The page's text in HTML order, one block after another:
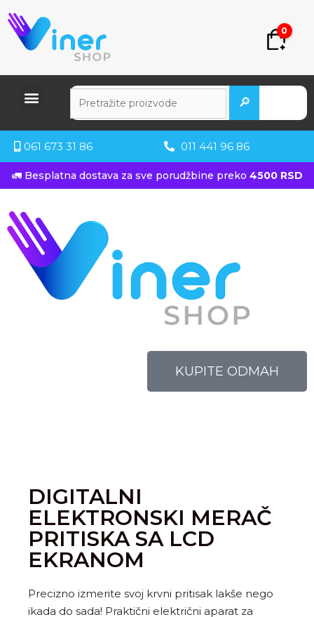
0
🔎
061 673 31 86 011 441 96 86
🚛 Besplatna dostava za sve porudžbine preko 4500 RSD
KUPITE ODMAH
DIGITALNI
ELEKTRONSKI MERAČ
PRITISKA SA LCD
EKRANOM
Precizno izmerite svoj krvni pritisak lakše nego
ikada do sada! Praktični električni aparat za